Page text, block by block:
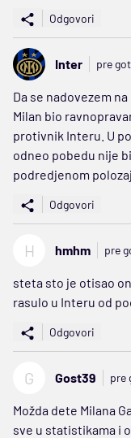
Odgovori
Inter pre
Da se nadovezem
Milan bio
protivnik Interu. U
odneo pobedu nije
podredjenom
Odgovori
H hmhm pre
steta sto je otisao
rasulo u Interu od
Odgovori
G Gost39 pre
Možda dete Milana
sve u statistikama i